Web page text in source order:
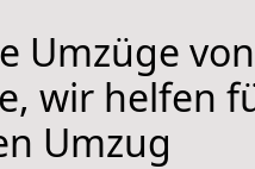
Umzüge
wir helfen
Umzug